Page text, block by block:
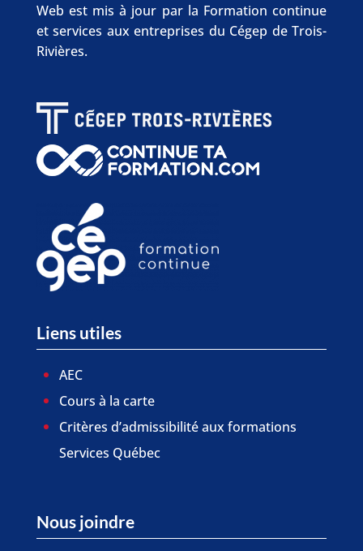
Web est mis à jour par la Formation continue
et services aux entreprises du Cégep de Trois-
Rivières.
Liens utiles
AEC
Cours à la carte
Critères d’admissibilité aux formations
Services Québec
Nous joindre